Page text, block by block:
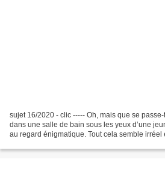
sujet 16/2020 - clic ----- Oh, mais que se
dans une salle de bain sous les yeux d’une
au regard énigmatique. Tout cela semble irréel